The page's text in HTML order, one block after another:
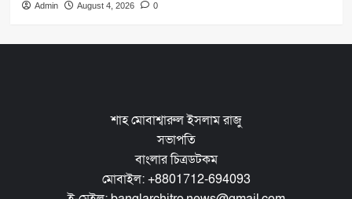
Admin August 4, 2026 0
শাহ মোবাশ্বারুল ইসলাম রাজু
সভাপতি
বাংলার চিত্রডটকম
মোবাইল: +8801712-694093